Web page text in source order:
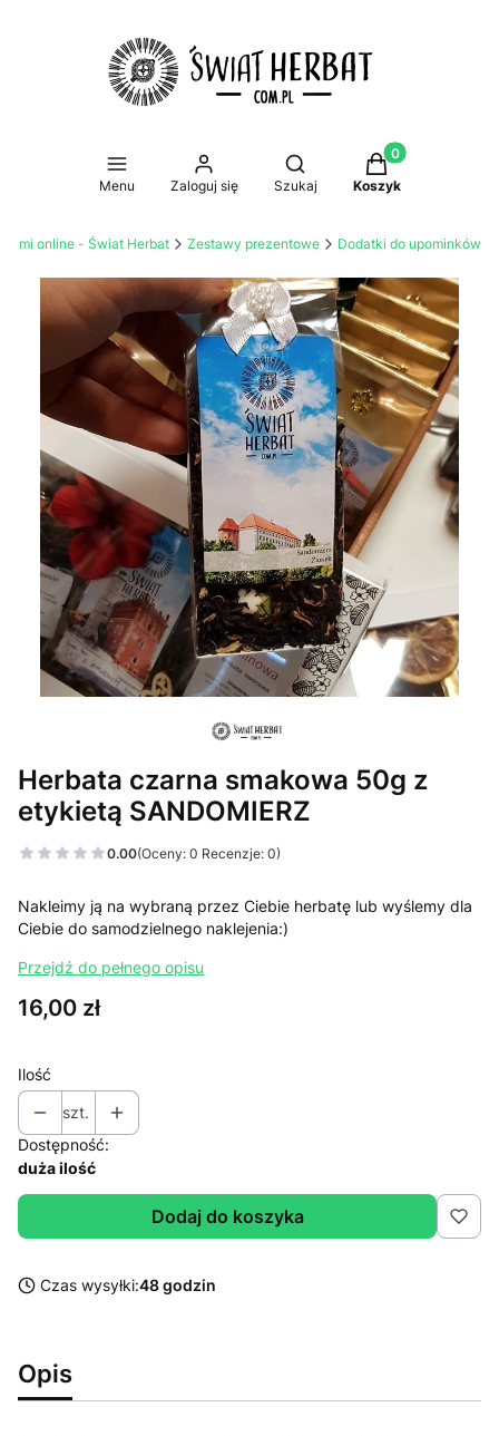
Menu Zaloguj się
Otwórz wyszukiwarkę
Szukaj
Produkty w
Koszyk
online - Świat Herbat Zestawy prezentowe Dodatki do upominków
Herbata czarna smakowa 50g z
etykietą SANDOMIERZ
0.00(Oceny: 0 Recenzje: 0)
Nakleimy ją na wybraną przez Ciebie herbatę lub wyślemy dla
Ciebie do samodzielnego naklejenia:)
Przejdź do pełnego opisu
Cena
16,00 zł
Ilość
szt.
Dostępność:
duża ilość
Dodaj do koszyka
Czas wysyłki:48 godzin
Opis